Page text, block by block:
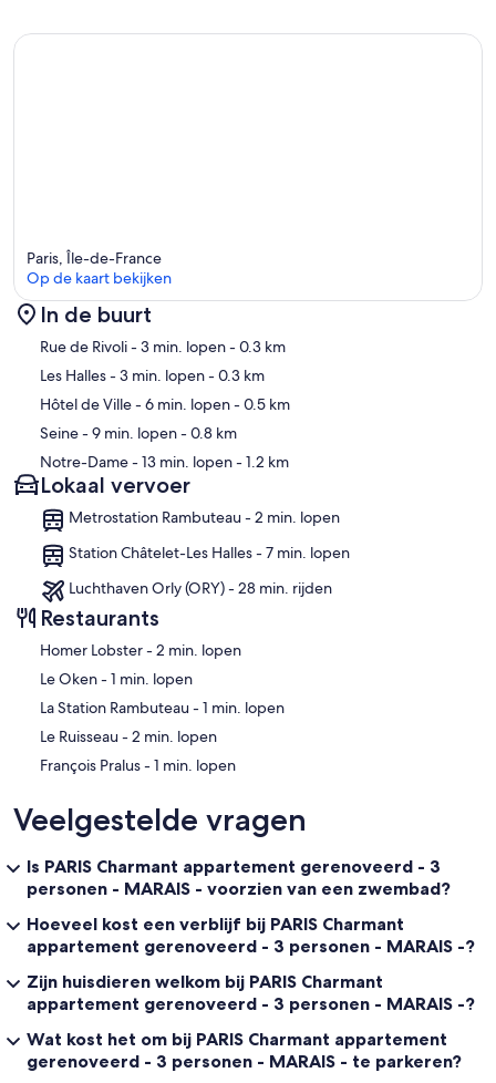
Kaart
Paris, Île-de-France
Op de kaart bekijken
In de buurt
Rue de Rivoli- 3 min. lopen- 0.3 km
Les Halles- 3 min. lopen- 0.3 km
Hôtel de Ville- 6 min. lopen- 0.5 km
Seine- 9 min. lopen- 0.8 km
Notre-Dame- 13 min. lopen- 1.2 km
Lokaal vervoer
Metrostation Rambuteau - 2 min. lopen
Station Châtelet-Les Halles - 7 min. lopen
Luchthaven Orly (ORY) - 28 min. rijden
Restaurants
‪Homer Lobster - ‬2 min. lopen
‪Le Oken - ‬1 min. lopen
‪La Station Rambuteau - ‬1 min. lopen
‪Le Ruisseau - ‬2 min. lopen
‪François Pralus - ‬1 min. lopen
Veelgestelde vragen
Is PARIS Charmant appartement gerenoveerd - 3
personen - MARAIS - voorzien van een zwembad?
Hoeveel kost een verblijf bij PARIS Charmant
appartement gerenoveerd - 3 personen - MARAIS -?
Zijn huisdieren welkom bij PARIS Charmant
appartement gerenoveerd - 3 personen - MARAIS -?
Wat kost het om bij PARIS Charmant appartement
gerenoveerd - 3 personen - MARAIS - te parkeren?